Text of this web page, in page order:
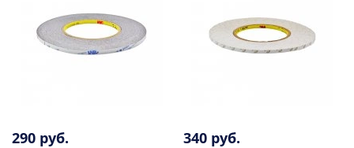
290 руб. 340 руб.